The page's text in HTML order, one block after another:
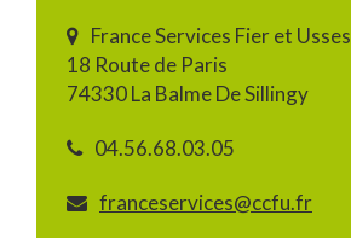
France Services Fier et Usses
18 Route de Paris
74330 La Balme De Sillingy
04.56.68.03.05
franceservices@ccfu.fr